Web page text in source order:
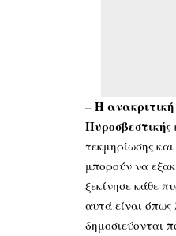
– Η
Πυροσβεστικής
τεκμηρίωσης
μπορούν να
ξεκίνησε κάθε
αυτά είναι όπως
δημοσιεύονται